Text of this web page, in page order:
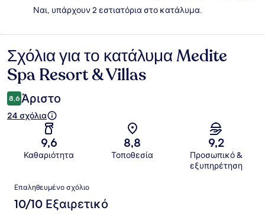
Ναι, υπάρχουν 2 εστιατόρια στο κατάλυμα.
Σχόλια
Σχόλια για το κατάλυμα Medite
Spa Resort & Villas
8,6 Άριστο
24 σχόλια
9,6
Καθαριότητα
8,8
Τοποθεσία
9,2
Προσωπικό &
εξυπηρέτηση
Σχόλια
Επαληθευμένο σχόλιο
10/10 Εξαιρετικό